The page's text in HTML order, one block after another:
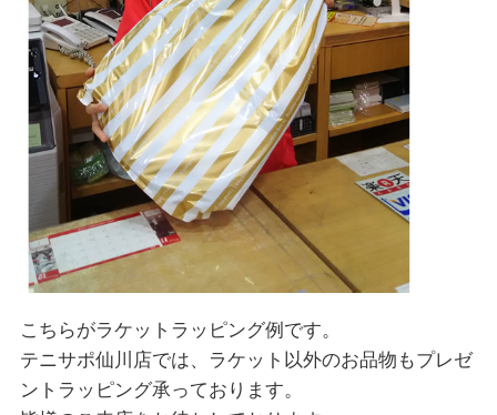
こちらがラケットラッピング例です。
テニサポ仙川店では、ラケット以外のお品物もプレゼ
ントラッピング承っております。